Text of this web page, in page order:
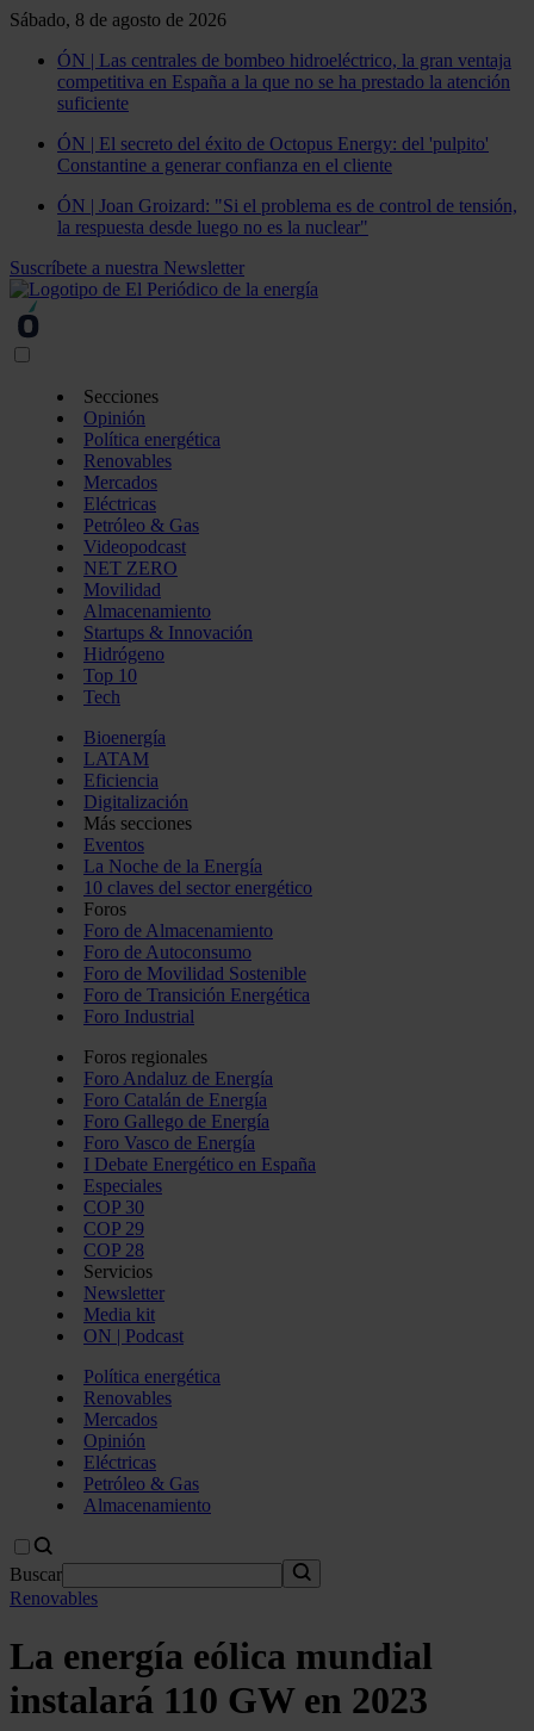
Sábado, 8 de agosto de 2026
ÓN | Las centrales de bombeo hidroeléctrico, la gran ventaja
competitiva en España a la que no se ha prestado la atención
suficiente
ÓN | El secreto del éxito de Octopus Energy: del 'pulpito'
Constantine a generar confianza en el cliente
ÓN | Joan Groizard: "Si el problema es de control de tensión,
la respuesta desde luego no es la nuclear"
Suscríbete a nuestra Newsletter
Secciones
Opinión
Política energética
Renovables
Mercados
Eléctricas
Petróleo & Gas
Videopodcast
NET ZERO
Movilidad
Almacenamiento
Startups & Innovación
Hidrógeno
Top 10
Tech
Bioenergía
LATAM
Eficiencia
Digitalización
Más secciones
Eventos
La Noche de la Energía
10 claves del sector energético
Foros
Foro de Almacenamiento
Foro de Autoconsumo
Foro de Movilidad Sostenible
Foro de Transición Energética
Foro Industrial
Foros regionales
Foro Andaluz de Energía
Foro Catalán de Energía
Foro Gallego de Energía
Foro Vasco de Energía
I Debate Energético en España
Especiales
COP 30
COP 29
COP 28
Servicios
Newsletter
Media kit
ON | Podcast
Política energética
Renovables
Mercados
Opinión
Eléctricas
Petróleo & Gas
Almacenamiento
Buscar
Renovables
La energía eólica mundial
instalará 110 GW en 2023